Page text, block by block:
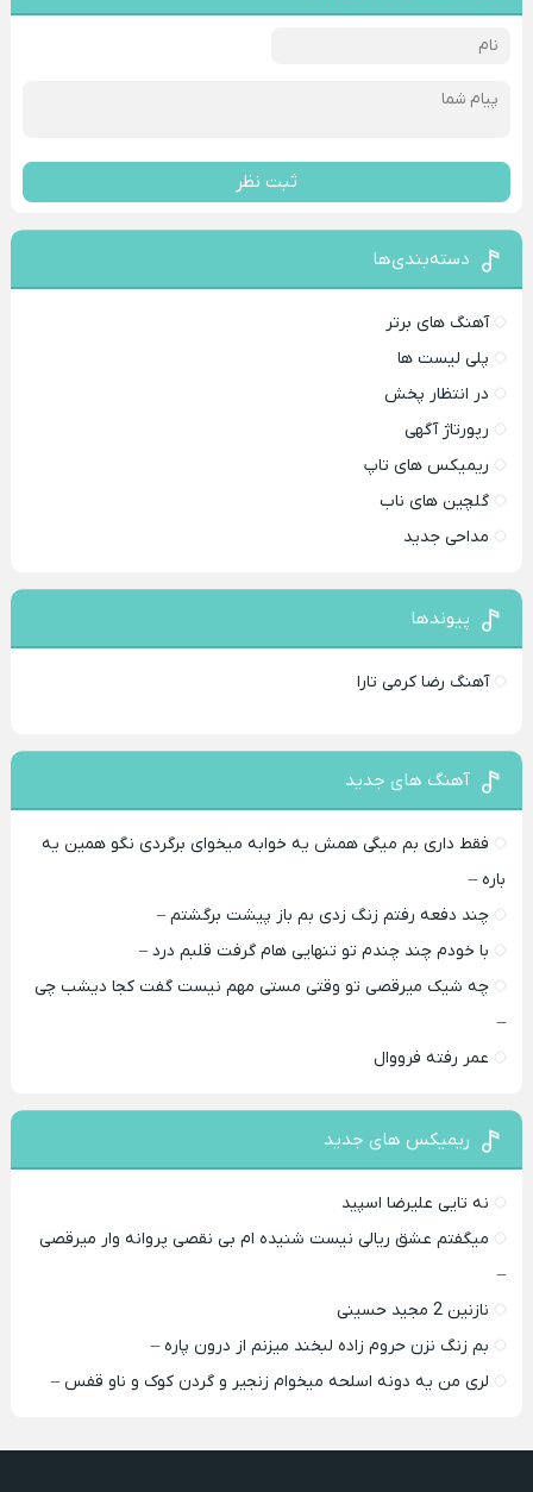
ثبت نظر
دسته‌بندی‌ها
آهنگ های برتر
پلی لیست ها
در انتظار پخش
رپورتاژ آگهی
ریمیکس های تاپ
گلچین های ناب
مداحی جدید
پیوندها
آهنگ رضا کرمی تارا
آهنگ های جدید
فقط داری بم میگی همش یه خوابه میخوای برگردی نگو همین یه
باره –
چند دفعه رفتم زنگ زدی بم باز پیشت برگشتم –
با خودم چند چندم تو تنهایی هام گرفت قلبم درد –
چه شیک میرقصی تو وقتی مستی مهم نیست گفت کجا دیشب چی
–
عمر رفته فرووال
ریمیکس های جدید
نه تایی علیرضا اسپید
میگفتم عشق ریالی نیست شنیده ام بی نقصی پروانه وار میرقصی
–
نازنین 2 مجید حسینی
بم زنگ نزن حروم زاده لبخند میزنم از درون پاره –
لری من یه دونه اسلحه میخوام زﻧﺠﻴﺮ و ﮔﺮدن ﻛﻮک و ﻧﺎو ﻗﻔﺲ –